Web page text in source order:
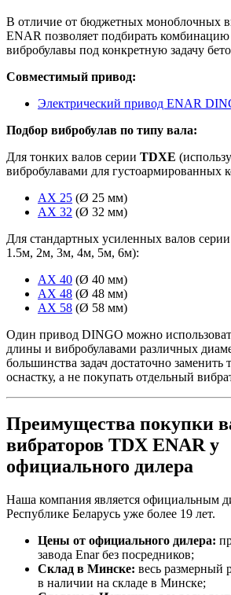
В отличие от бюджетных моноблочных
ENAR позволяет подбирать
вибробулавы под конкретную задачу
Совместимый привод:
Электрический привод ENAR
Подбор вибробулав по типу вала:
Для тонких валов серии TDXE
вибробулавами для густоармированных
AX 25 (Ø 25 мм)
AX 32 (Ø 32 мм)
Для стандартных усиленных валов серии
1.5м, 2м, 3м, 4м, 5м, 6м):
AX 40 (Ø 40 мм)
AX 48 (Ø 48 мм)
AX 58 (Ø 58 мм)
Один привод DINGO можно
длины и вибробулавами различных
большинства задач достаточно заменить
оснастку, а не покупать отдельный
Преимущества покупки
вибраторов TDX ENAR у
официального дилера
Наша компания является официальным
Республике Беларусь уже более 19 лет.
Цены от официального дилера:
завода Enar без посредников;
Склад в Минске: весь размерный
в наличии на складе в Минске;